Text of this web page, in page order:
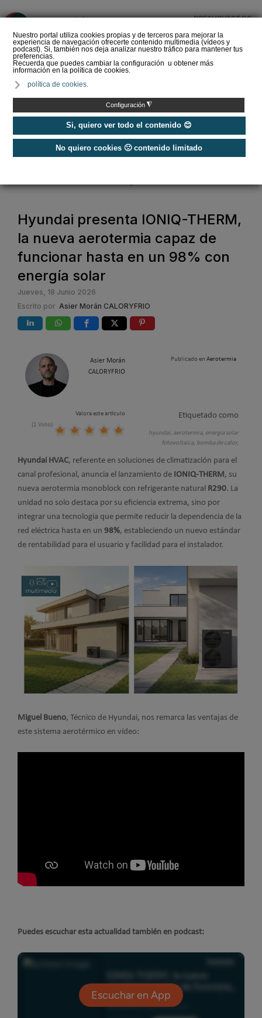
Nuestro portal utiliza cookies propias y de terceros para mejorar la
experiencia de navegación ofrecerte contenido multimedia (vídeos y
podcast). Si, también nos deja analizar nuestro tráfico para mantener tus
preferencias.
Recuerda que puedes cambiar la configuración u obtener más
información en la política de cookies.
política de cookies.
Configuración ◮
Si, quiero ver todo el contenido 😊
No quiero cookies 🙁 contenido limitado
PRESUPUESTOS
integral para impulsar la
ren…
Energías Renovables / Aerotermia
/
Hyundai presenta IONIQ-THERM,
la nueva aerotermia capaz de
funcionar hasta en un 98% con
energía solar
Jueves, 18 Junio 2026
Escrito por Asier Morán CALORYFRIO
Asier Morán
CALORYFRIO
Publicado en Aerotermia
Valora este artículo
(1 Voto)
Etiquetado como
hyundai, aerotermia, energía solar
fotovoltaica, bomba de calor,
Hyundai HVAC, referente en soluciones de climatización para el
canal profesional, anuncia el lanzamiento de IONIQ-THERM, su
nueva aerotermia monoblock con refrigerante natural R290. La
unidad no solo destaca por su eficiencia extrema, sino por
integrar una tecnología que permite reducir la dependencia de la
red eléctrica hasta en un 98%, estableciendo un nuevo estándar
de rentabilidad para el usuario y facilidad para el instalador.
Miguel Bueno, Técnico de Hyundai, nos remarca las ventajas de
este sistema aerotérmico en vídeo:
Puedes escuchar esta actualidad también en podcast: